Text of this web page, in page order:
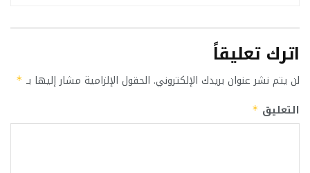
اترك تعليقاً
لن يتم نشر عنوان بريدك الإلكتروني. الحقول الإلزامية مشار إليها بـ *
التعليق *